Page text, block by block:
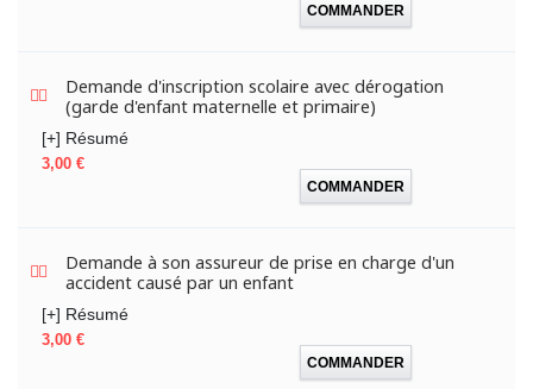
COMMANDER
Demande d'inscription scolaire avec dérogation
(garde d'enfant maternelle et primaire)
[+] Résumé
Prix
3,00 €
COMMANDER
Demande à son assureur de prise en charge d'un
accident causé par un enfant
[+] Résumé
Prix
3,00 €
COMMANDER